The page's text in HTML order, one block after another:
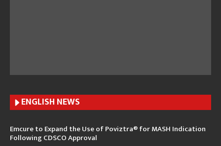
ENGLISH NEWS
Emcure to Expand the Use of Poviztra® for MASH Indication
Following CDSCO Approval